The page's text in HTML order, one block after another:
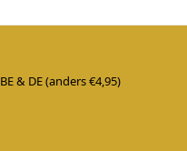
& DE (anders €4,95)